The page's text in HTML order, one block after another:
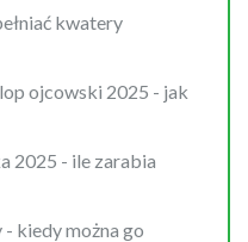
kwatery
ojcowski 2025 - jak
2025 - ile zarabia
kiedy można go